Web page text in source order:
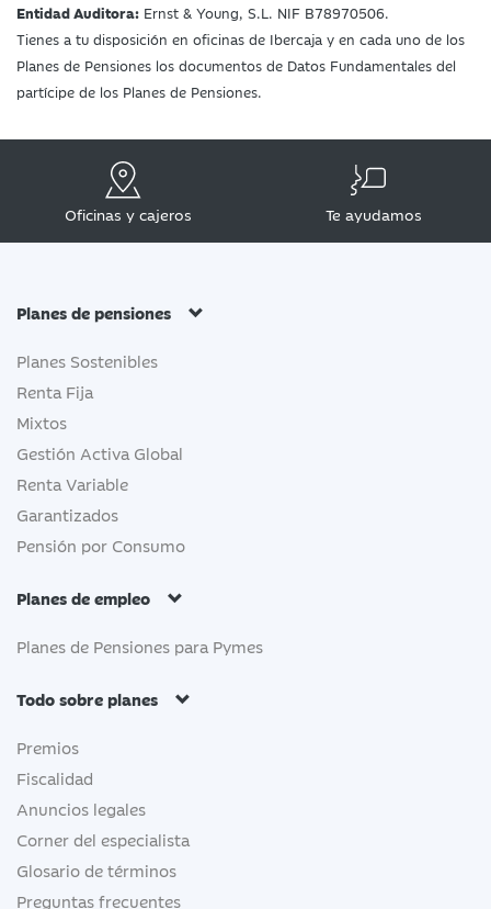
Entidad Auditora: Ernst & Young, S.L. NIF B78970506.
Tienes a tu disposición en oficinas de Ibercaja y en cada uno de los
Planes de Pensiones los documentos de Datos Fundamentales del
partícipe de los Planes de Pensiones.
Oficinas y cajeros Te ayudamos
Planes de pensiones
Planes Sostenibles
Renta Fija
Mixtos
Gestión Activa Global
Renta Variable
Garantizados
Pensión por Consumo
Planes de empleo
Planes de Pensiones para Pymes
Todo sobre planes
Premios
Fiscalidad
Anuncios legales
Corner del especialista
Glosario de términos
Preguntas frecuentes